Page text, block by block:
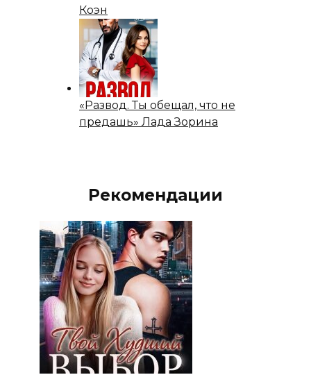
Коэн
«Развод. Ты обещал, что не
предашь» Лада Зорина
Рекомендации